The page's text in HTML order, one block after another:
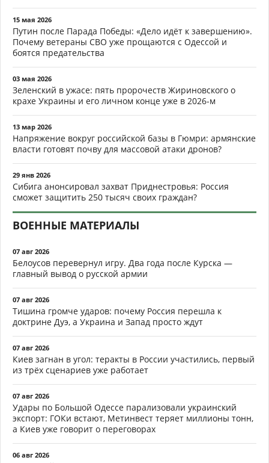
15 мая 2026
Путин после Парада Победы: «Дело идёт к завершению».
Почему ветераны СВО уже прощаются с Одессой и
боятся предательства
03 мая 2026
Зеленский в ужасе: пять пророчеств Жириновского о
крахе Украины и его личном конце уже в 2026-м
13 мар 2026
Напряжение вокруг российской базы в Гюмри: армянские
власти готовят почву для массовой атаки дронов?
29 янв 2026
Сибига анонсировал захват Приднестровья: Россия
сможет защитить 250 тысяч своих граждан?
ВОЕННЫЕ МАТЕРИАЛЫ
07 авг 2026
Белоусов перевернул игру. Два года после Курска —
главный вывод о русской армии
07 авг 2026
Тишина громче ударов: почему Россия перешла к
доктрине Дуэ, а Украина и Запад просто ждут
07 авг 2026
Киев загнан в угол: теракты в России участились, первый
из трёх сценариев уже работает
07 авг 2026
Удары по Большой Одессе парализовали украинский
экспорт: ГОКи встают, Метинвест теряет миллионы тонн,
а Киев уже говорит о переговорах
06 авг 2026